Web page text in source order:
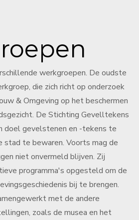
werkgroepen. De oudste
die zich richt op onderzoek
& Omgeving op het beschermen
De Stichting Gevelltekens
doel gevelstenen en -tekens te
stad te bewaren. Voorts mag de
niet onvermeld blijven. Zij
programma's opgesteld om de
bij te brengen.
met de andere
zoals de musea en het